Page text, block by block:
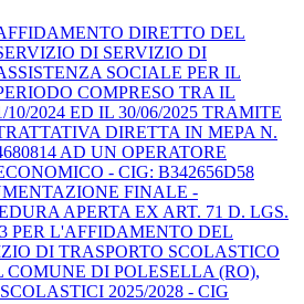
DIRETTO DEL
DI SERVIZIO DI
SOCIALE PER IL
COMPRESO TRA IL
10/2024 ED IL 30/06/2025 TRAMITE
DIRETTA IN MEPA N.
AD UN OPERATORE
- CIG: B342656D58
FINALE -
APERTA EX ART. 71 D. LGS.
PER L'AFFIDAMENTO DEL
DI TRASPORTO SCOLASTICO
COMUNE DI POLESELLA (RO),
2025/2028 - CIG